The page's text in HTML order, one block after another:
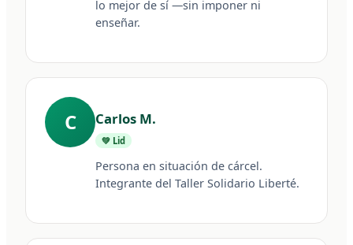
lo mejor de sí —sin imponer ni
enseñar.
C Carlos M.
💚 Lid
Persona en situación de cárcel.
Integrante del Taller Solidario Liberté.